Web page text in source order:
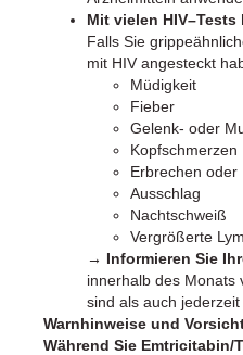
Mit vielen
Falls Sie
mit HIV angesteckt
Müdigkeit
Fieber
Gelenk- oder
Kopfschmerzen
Erbrechen oder
Ausschlag
Nachtschweiß
Vergrößerte
→ Informieren Sie
innerhalb des Monats
sind als auch
Warnhinweise und
Während Sie Emtricitabin/